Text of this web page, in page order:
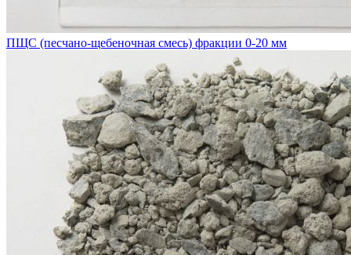
ПЩС (песчано-щебеночная смесь) фракции 0-20 мм